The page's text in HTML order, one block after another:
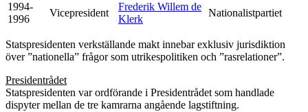
1994-
1996
Vicepresident
Frederik Willem de
Klerk
Nationalistpartiet
Statspresidenten verkställande makt innebar exklusiv jurisdiktion
över ”nationella” frågor som utrikespolitiken och ”rasrelationer”.
Presidentrådet
Statspresidenten var ordförande i Presidentrådet som handlade
dispyter mellan de tre kamrarna angående lagstiftning.